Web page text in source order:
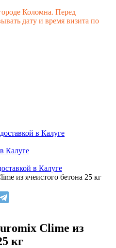
Коломна. Перед
дату и время визита по
в Калуге
Калуге
в Калуге
из ячеистого бетона 25 кг
Clime из
кг